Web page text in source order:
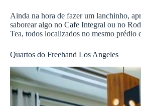
Ainda na hora de fazer um lanchinho,
saborear algo no Cafe Integral ou no
Tea, todos localizados no mesmo prédio
Quartos do Freehand Los Angeles